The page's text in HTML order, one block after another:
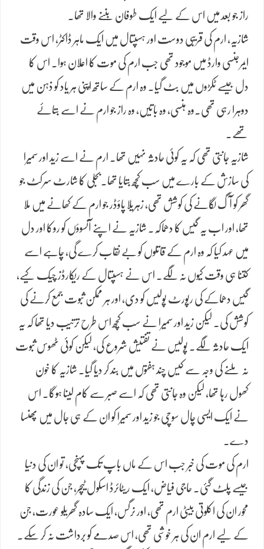
راز جو بعد میں اس کے لیے ایک طوفان بننے والا تھا۔
شازیہ، ارم کی قریبی دوست اور ہسپتال میں ایک ماہر ڈاکٹر، اس وقت
ایمرجنسی وارڈ میں موجود تھی جب ارم کی موت کا اعلان ہوا۔ اس کا
دل جیسے ٹکڑوں میں بٹ گیا۔ وہ ارم کے ساتھ اپنی ہر یاد کو ذہن میں
دوہرا رہی تھی.وہ ہنسی، وہ باتیں، وہ راز جو ارم نے اسے بتائے
تھے۔
شازیہ جانتی تھی کہ یہ کوئی حادثہ نہیں تھا۔ ارم نے اسے زید اور سمیرا
کی سازش کے بارے میں سب کچھ بتایا تھا.بجلی کا شارٹ سرکٹ جو
گھر کو آگ لگانے کی کوشش تھی، زہریلا پاؤڈر جو ارم کے کھانے میں ملا
تھا، اور اب یہ گیس کا دھماکہ۔ شازیہ نے اپنے آنسوؤں کو روکا اور دل
میں عہد کیا کہ وہ ارم کے قاتلوں کو بے نقاب کرے گی، چاہے اسے
کتنا ہی وقت کیوں نہ لگے۔ اس نے ہسپتال کے ریکارڈز چیک کیے،
گیس دھماکے کی رپورٹ پولیس کو دی، اور ہر ممکن ثبوت جمع کرنے کی
کوشش کی۔ لیکن زید اور سمیرا نے سب کچھ اس طرح ترتیب دیا تھا کہ یہ
ایک حادثہ لگے۔ پولیس نے تفتیش شروع کی، لیکن کوئی ٹھوس ثبوت
نہ ملنے کی وجہ سے کیس چند ہفتوں میں بند کر دیا گیا۔ شازیہ کا خون
کھول رہا تھا، لیکن وہ جانتی تھی کہ اسے صبر سے کام لینا ہوگا۔ اس
نے ایک ایسی چال سوچی جو زید اور سمیرا کو ان کے ہی جال میں پھنسا
دے۔
ارم کی موت کی خبر جب اس کے ماں باپ تک پہنچی، تو ان کی دنیا
جیسے پلٹ گئی۔ حاجی فیاض، ایک ریٹائرڈ اسکول ٹیچر، جن کی زندگی کا
محور ان کی اکلوتی بیٹی ارم تھی، اور نرگس، ایک سادہ گھریلو عورت، جن
کے لیے ارم ان کی ہر خوشی تھی، اس صدمے کو برداشت نہ کر سکے۔